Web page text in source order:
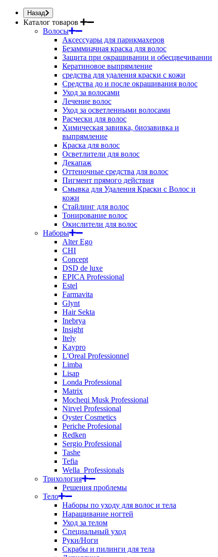
Назад
Каталог товаров
Волосы
Аксессуары для парикмахеров
Безаммиачная краска для волос
Защита при окрашивании и обесцвечивании
Кератиновое выпрямление
средства для удаления краски с кожи
Средства до и после окрашивания волос
Уход за волосами
Лечение волос
Уход за осветленными волосами
Расчески для волос
Химическая завивка, биозавивка и
выпрямление
Краска для волос
Осветлители для волос
Декапаж
Оттеночные средства для волос
Пигмент прямого действия
Смывка для Удаления Краски с Волос и
кожи
Стайлинг для волос
Тонирование волос
Окислители для волос
Наборы
Alter Ego
CHI
Concept
DSD de luxe
EPICA Professional
Estel
Farmavita
Glynt
Hair Sekta
Inebrya
Insight
Itely
Kaypro
L'Oreal Professionnel
Limba
Lisap
Londa Professional
Matrix
Mocheqi Musk Professional
Nirvel Professional
Oyster Cosmetics
Periche Profesional
Redken
Sergio Professional
Tashe
Tefia
Wella_Professionals
Трихология
Решения проблемы
Тело
Наборы по уходу для волос и тела
Наращивание ногтей
Уход за телом
Специальный уход
Руки/Ноги
Скрабы и пилинги для тела